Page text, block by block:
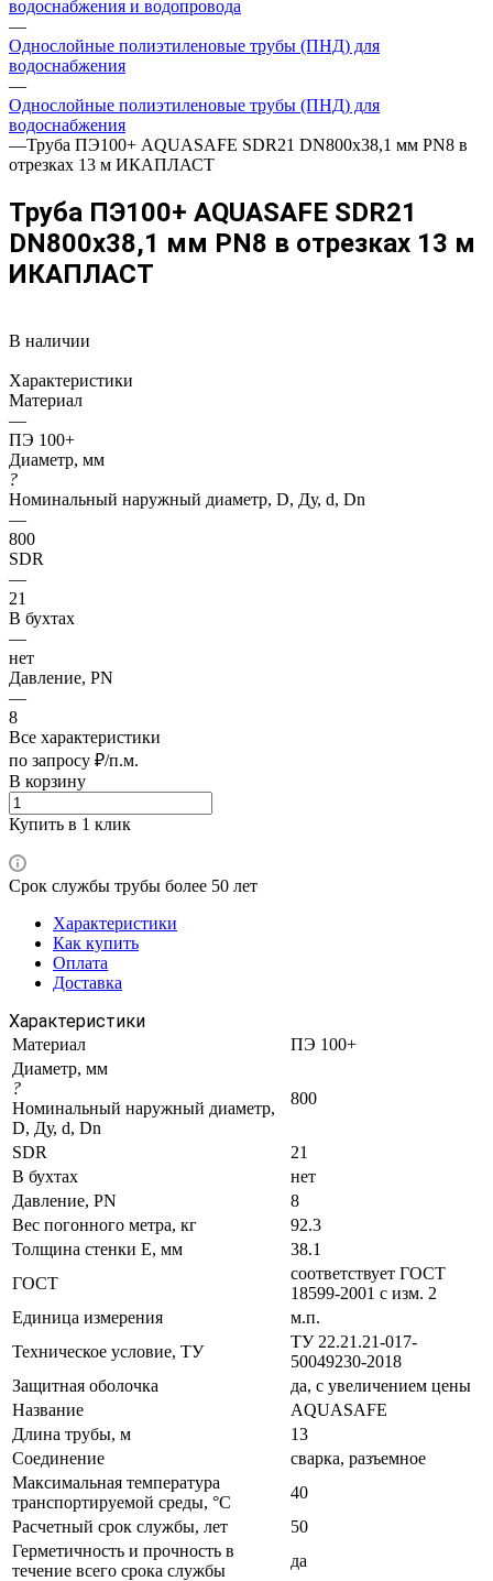
водоснабжения и водопровода
—
Однослойные полиэтиленовые трубы (ПНД) для
водоснабжения
—
Однослойные полиэтиленовые трубы (ПНД) для
водоснабжения
—Труба ПЭ100+ AQUASAFE SDR21 DN800х38,1 мм PN8 в
отрезках 13 м ИКАПЛАСТ
Труба ПЭ100+ AQUASAFE SDR21
DN800х38,1 мм PN8 в отрезках 13 м
ИКАПЛАСТ
В наличии
Характеристики
Материал
—
ПЭ 100+
Диаметр, мм
?
Номинальный наружный диаметр, D, Ду, d, Dn
—
800
SDR
—
21
В бухтах
—
нет
Давление, PN
—
8
Все характеристики
по запросу ₽/п.м.
В корзину
Купить в 1 клик
Срок службы трубы более 50 лет
Характеристики
Как купить
Оплата
Доставка
Характеристики
Материал
ПЭ 100+
Диаметр, мм
?
Номинальный наружный диаметр,
D, Ду, d, Dn
800
SDR
21
В бухтах
нет
Давление, PN
8
Вес погонного метра, кг
92.3
Толщина стенки E, мм
38.1
ГОСТ
соответствует ГОСТ
18599-2001 с изм. 2
Единица измерения
м.п.
Техническое условие, ТУ
ТУ 22.21.21-017-
50049230-2018
Защитная оболочка
да, с увеличением цены
Название
AQUASAFE
Длина трубы, м
13
Соединение
сварка, разъемное
Максимальная температура
транспортируемой среды, °С
40
Расчетный срок службы, лет
50
Герметичность и прочность в
течение всего срока службы
да